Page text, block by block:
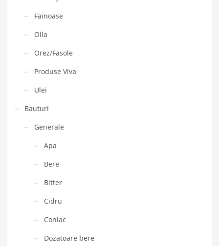
Fainoase
Olla
Orez/Fasole
Produse Viva
Ulei
Bauturi
Generale
Apa
Bere
Bitter
Cidru
Coniac
Dozatoare bere